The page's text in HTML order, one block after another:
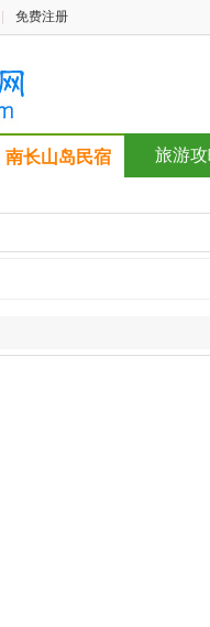
免费注册
南长山岛民宿 旅游